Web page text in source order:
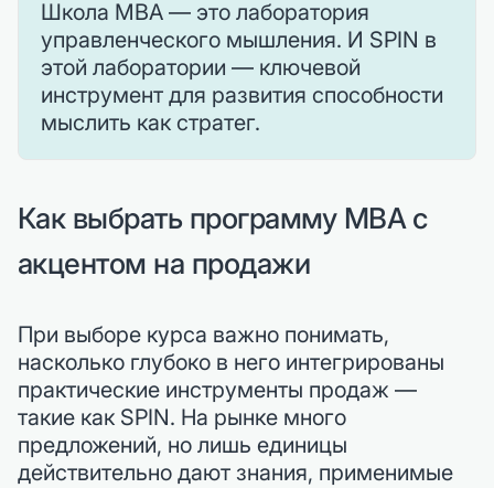
Школа MBA — это лаборатория
управленческого мышления. И SPIN в
этой лаборатории — ключевой
инструмент для развития способности
мыслить как стратег.
Как выбрать программу MBA с
акцентом на продажи
При выборе курса важно понимать,
насколько глубоко в него интегрированы
практические инструменты продаж —
такие как SPIN. На рынке много
предложений, но лишь единицы
действительно дают знания, применимые